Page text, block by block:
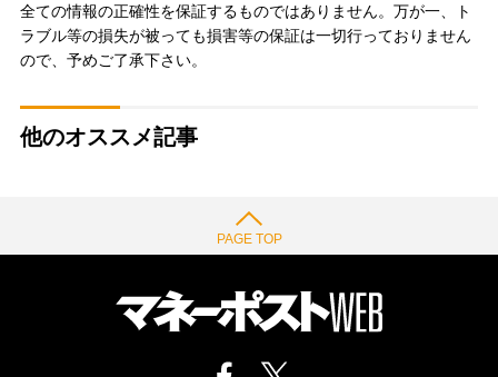
全ての情報の正確性を保証するものではありません。万が一、ト
ラブル等の損失が被っても損害等の保証は一切行っておりません
ので、予めご了承下さい。
他のオススメ記事
PAGE TOP